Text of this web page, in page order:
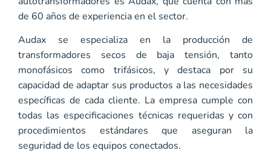
de 60 años de experienciaen el sector.
Audax se especializa en la producción de
transformadores secos de baja tensión, tanto
monofásicos como trifásicos, y destaca por su
capacidad de adaptar sus productos a las necesidades
específicas de cada cliente. La empresa cumple con
todas las especificaciones técnicas requeridas y con
procedimientos estándares que aseguran la
seguridad de los equipos conectados.